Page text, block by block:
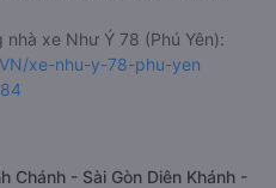
xe Như Ý 78 (Phú Yên):
xe-nhu-y-78-phu-yen
Chánh - Sài Gòn Diên Khánh -